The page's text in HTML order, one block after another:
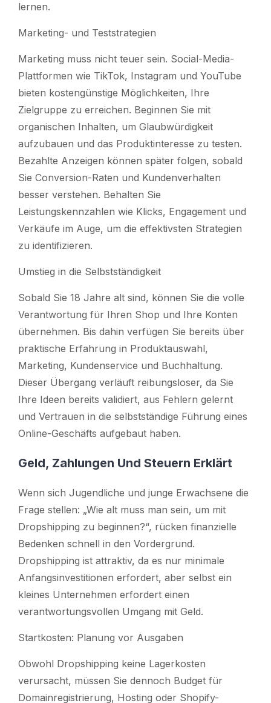
lernen.
Marketing- und Teststrategien
Marketing muss nicht teuer sein. Social-Media-
Plattformen wie TikTok, Instagram und YouTube
bieten kostengünstige Möglichkeiten, Ihre
Zielgruppe zu erreichen. Beginnen Sie mit
organischen Inhalten, um Glaubwürdigkeit
aufzubauen und das Produktinteresse zu testen.
Bezahlte Anzeigen können später folgen, sobald
Sie Conversion-Raten und Kundenverhalten
besser verstehen. Behalten Sie
Leistungskennzahlen wie Klicks, Engagement und
Verkäufe im Auge, um die effektivsten Strategien
zu identifizieren.
Umstieg in die Selbstständigkeit
Sobald Sie 18 Jahre alt sind, können Sie die volle
Verantwortung für Ihren Shop und Ihre Konten
übernehmen. Bis dahin verfügen Sie bereits über
praktische Erfahrung in Produktauswahl,
Marketing, Kundenservice und Buchhaltung.
Dieser Übergang verläuft reibungsloser, da Sie
Ihre Ideen bereits validiert, aus Fehlern gelernt
und Vertrauen in die selbstständige Führung eines
Online-Geschäfts aufgebaut haben.
Geld, Zahlungen Und Steuern Erklärt
Wenn sich Jugendliche und junge Erwachsene die
Frage stellen: „Wie alt muss man sein, um mit
Dropshipping zu beginnen?“, rücken finanzielle
Bedenken schnell in den Vordergrund.
Dropshipping ist attraktiv, da es nur minimale
Anfangsinvestitionen erfordert, aber selbst ein
kleines Unternehmen erfordert einen
verantwortungsvollen Umgang mit Geld.
Startkosten: Planung vor Ausgaben
Obwohl Dropshipping keine Lagerkosten
verursacht, müssen Sie dennoch Budget für
Domainregistrierung, Hosting oder Shopify-